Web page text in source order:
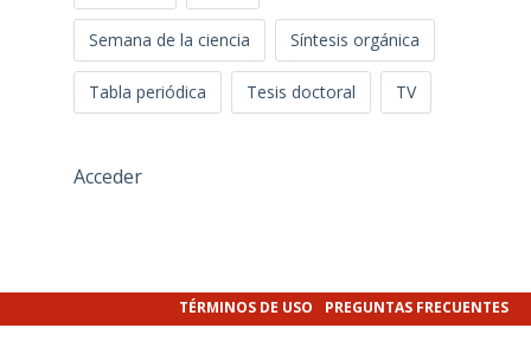
Semana de la ciencia Síntesis orgánica
Tabla periódica Tesis doctoral TV
Acceder
TÉRMINOS DE USO PREGUNTAS FRECUENTES